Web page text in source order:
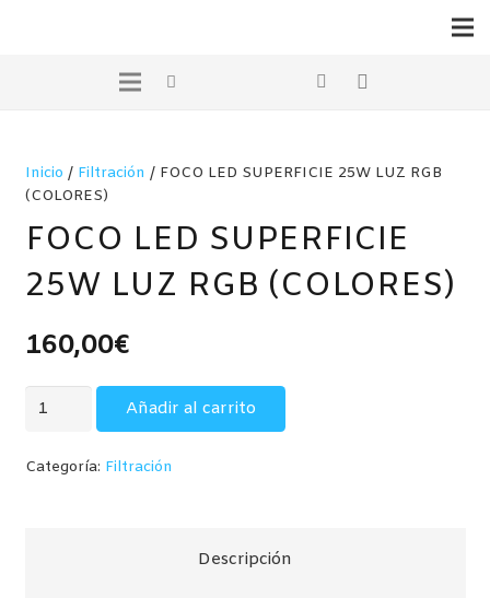
Inicio / Filtración / FOCO LED SUPERFICIE 25W LUZ RGB
(COLORES)
FOCO LED SUPERFICIE
25W LUZ RGB (COLORES)
160,00€
FOCO
Añadir al carrito
Categoría: Filtración
Descripción